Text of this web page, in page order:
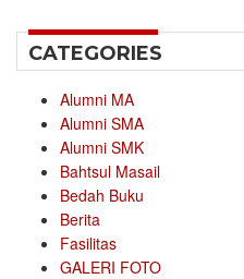
CATEGORIES
Alumni MA
Alumni SMA
Alumni SMK
Bahtsul Masail
Bedah Buku
Berita
Fasilitas
GALERI FOTO